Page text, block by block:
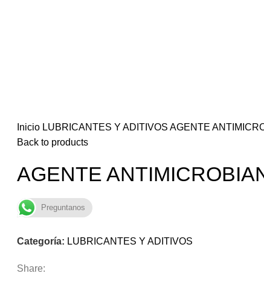
Inicio LUBRICANTES Y ADITIVOS AGENTE
Back to products
AGENTE
Preguntanos
Categoría: LUBRICANTES Y ADITIVOS
Share: